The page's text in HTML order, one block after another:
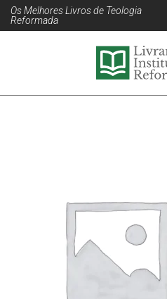
Os Melhores Livros de Teologia
Reformada